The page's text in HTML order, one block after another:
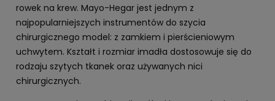
rowek na krew. Mayo-Hegar jest jednym z
najpopularniejszych instrumentów do szycia
chirurgicznego model: z zamkiem i pierścieniowym
uchwytem. Kształt i rozmiar imadła dostosowuje się do
rodzaju szytych tkanek oraz używanych nici
chirurgicznych.